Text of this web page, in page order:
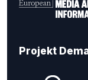
Projekt